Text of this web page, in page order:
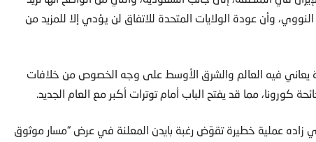
النووي، وأن عودة الولايات المتحدة للاتفاق لن يؤدي إلا للمزيد من
يعاني فيه العالم والشرق الأوسط على وجه الخصوص من خلافات
كورونا، مما قد يفتح الباب أمام توترات أكبر مع العام الجديد.
زاده عملية خطيرة تقوّض رغبة بايدن المعلنة في عرض “مسار موثوق